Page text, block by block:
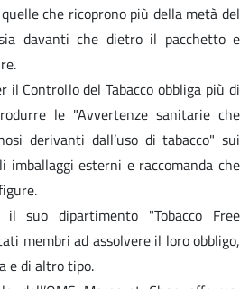
che ricoprono più della metà del
davanti che dietro il pacchetto e
il Controllo del Tabacco obbliga più di
le "Avvertenze sanitarie che
derivanti dall’uso di tabacco" sui
imballaggi esterni e raccomanda che
il suo dipartimento "Tobacco Free
membri ad assolvere il loro obbligo,
e di altro tipo.